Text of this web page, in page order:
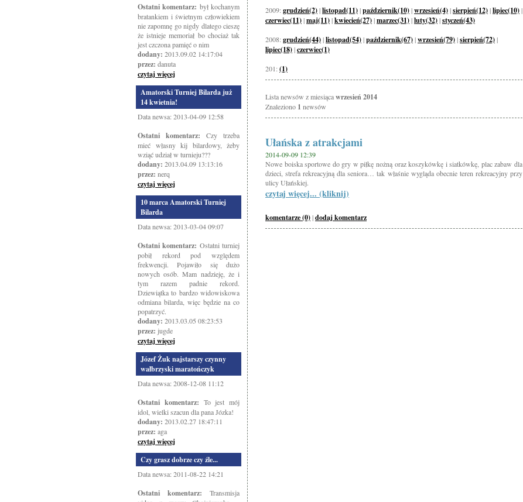
Ostatni komentarz: był kochanym
bratankiem i świetnym człowiekiem
nie zapomnę go nigdy dlatego cieszę
że istnieje memoriał bo chociaż tak
jest czczona pamięć o nim
dodany: 2013.09.02 14:17:04
przez: danuta
czytaj więcej
Amatorski Turniej Bilarda już
14 kwietnia!
Data newsa: 2013-04-09 12:58
Ostatni komentarz: Czy trzeba
mieć własny kij bilardowy, żeby
wziąć udział w turnieju???
dodany: 2013.04.09 13:13:16
przez: nerq
czytaj więcej
10 marca Amatorski Turniej
Bilarda
Data newsa: 2013-03-04 09:07
Ostatni komentarz: Ostatni turniej
pobił rekord pod względem
frekwencji. Pojawiło się dużo
nowych osób. Mam nadzieję, że i
tym razem padnie rekord.
Dziewiątka to bardzo widowiskowa
odmiana bilarda, więc będzie na co
popatrzyć.
dodany: 2013.03.05 08:23:53
przez: jugde
czytaj więcej
Józef Żuk najstarszy czynny
wałbrzyski maratończyk
Data newsa: 2008-12-08 11:12
Ostatni komentarz: To jest mój
idol, wielki szacun dla pana Józka!
dodany: 2013.02.27 18:47:11
przez: aga
czytaj więcej
Czy grasz dobrze czy źle...
Data newsa: 2011-08-22 14:21
Ostatni komentarz: Transmisja
2009:grudzień(2)|listopad(11)|październik(10)|wrzesień(4)|sierpień(12)|lipiec(10)|
czerwiec(11)|maj(11)|kwiecień(27)|marzec(31)|luty(32)|styczeń(43)
2008:grudzień(44)|listopad(54)|październik(67)|wrzesień(79)|sierpień(72)|
lipiec(18)|czerwiec(1)
201:(1)
Lista newsów z miesiącawrzesień 2014
Znaleziono 1 newsów
Ułańska z atrakcjami
2014-09-09 12:39
Nowe boiska sportowe do gry w piłkę nożną oraz koszykówkę i siatkówkę, plac zabaw dla
dzieci, strefa rekreacyjną dla seniora… tak właśnie wygląda obecnie teren rekreacyjny przy
ulicy Ułańskiej.
czytaj więcej... (kliknij)
komentarze (0)|dodaj komentarz